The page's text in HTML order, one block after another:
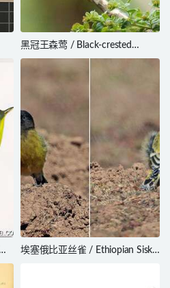
黑冠王森莺 / Black-crested
Warbler / Myiothlypis
nigrocristata
埃塞俄比亚丝雀 / Ethiopian Siskin